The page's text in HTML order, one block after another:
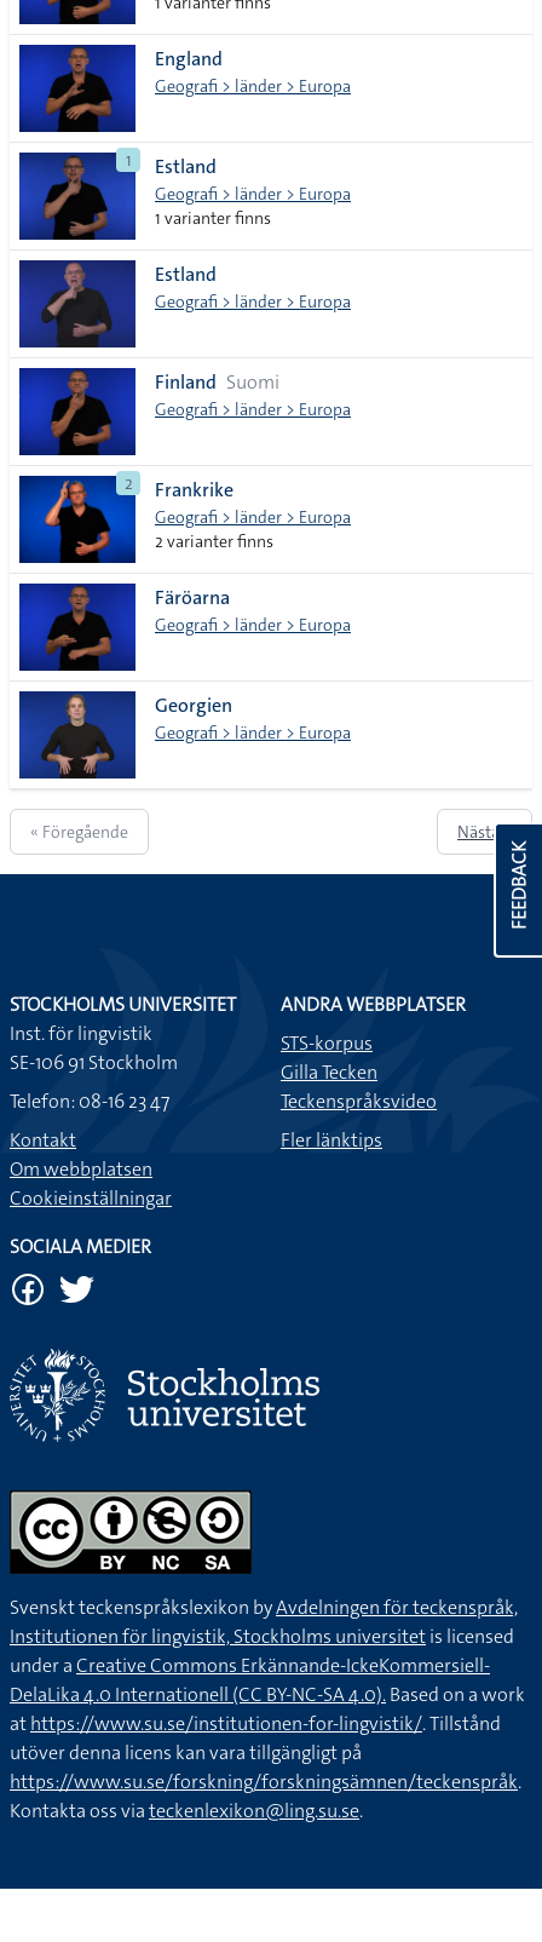
England
Geografi > länder > Europa
1 Estland
Geografi > länder > Europa
1 varianter finns
Estland
Geografi > länder > Europa
Finland Suomi
Geografi > länder > Europa
2 Frankrike
Geografi > länder > Europa
2 varianter finns
Färöarna
Geografi > länder > Europa
Georgien
Geografi > länder > Europa
« Föregående Nästa »
FEEDBACK
STOCKHOLMS UNIVERSITET
Inst. för lingvistik
SE-106 91 Stockholm
Telefon: 08-16 23 47
Kontakt
Om webbplatsen
Cookieinställningar
ANDRA WEBBPLATSER
STS-korpus
Gilla Tecken
Teckenspråksvideo
Fler länktips
SOCIALA MEDIER
Svenskt teckenspråkslexikon byAvdelningen för teckenspråk,
Institutionen för lingvistik, Stockholms universitetis licensed
under aCreative Commons Erkännande-IckeKommersiell-
DelaLika 4.0 Internationell (CC BY-NC-SA 4.0).Based on a work
athttps://www.su.se/institutionen-for-lingvistik/. Tillstånd
utöver denna licens kan vara tillgängligt på
https://www.su.se/forskning/forskningsämnen/teckenspråk.
Kontakta oss viateckenlexikon@ling.su.se.